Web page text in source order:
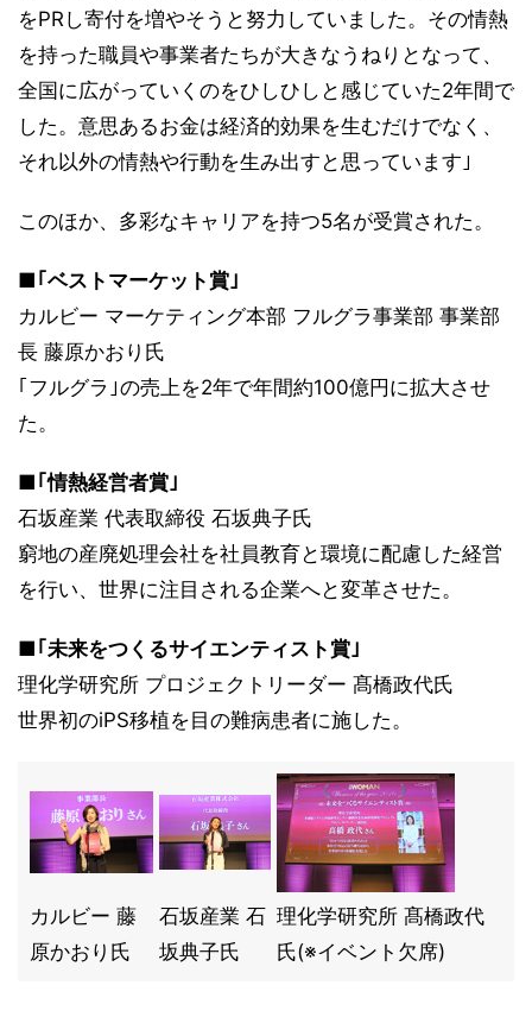
をPRし寄付を増やそうと努力していました。その情熱
を持った職員や事業者たちが大きなうねりとなって、
全国に広がっていくのをひしひしと感じていた2年間で
した。意思あるお金は経済的効果を生むだけでなく、
それ以外の情熱や行動を生み出すと思っています｣
このほか、多彩なキャリアを持つ5名が受賞された。
■｢ベストマーケット賞｣
カルビー マーケティング本部 フルグラ事業部 事業部
長 藤原かおり氏
｢フルグラ｣の売上を2年で年間約100億円に拡大させ
た。
■｢情熱経営者賞｣
石坂産業 代表取締役 石坂典子氏
窮地の産廃処理会社を社員教育と環境に配慮した経営
を行い、世界に注目される企業へと変革させた。
■｢未来をつくるサイエンティスト賞｣
理化学研究所 プロジェクトリーダー 髙橋政代氏
世界初のiPS移植を目の難病患者に施した。
カルビー 藤
原かおり氏
石坂産業 石
坂典子氏
理化学研究所 髙橋政代
氏(※イベント欠席)